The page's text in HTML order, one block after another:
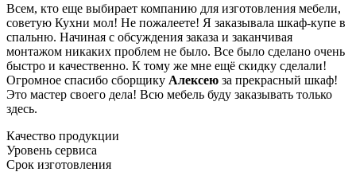
Всем, кто еще выбирает компанию для изготовления мебели,
советую Кухни мол! Не пожалеете! Я заказывала шкаф-купе в
спальню. Начиная с обсуждения заказа и заканчивая
монтажом никаких проблем не было. Все было сделано очень
быстро и качественно. К тому же мне ещё скидку сделали!
Огромное спасибо сборщику Алексею за прекрасный шкаф!
Это мастер своего дела! Всю мебель буду заказывать только
здесь.
Качество продукции
Уровень сервиса
Срок изготовления